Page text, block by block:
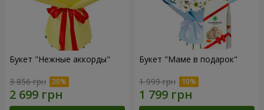
Букет "Нежные аккорды"
3 856 грн
Букет "Маме в подарок"
1 999 грн